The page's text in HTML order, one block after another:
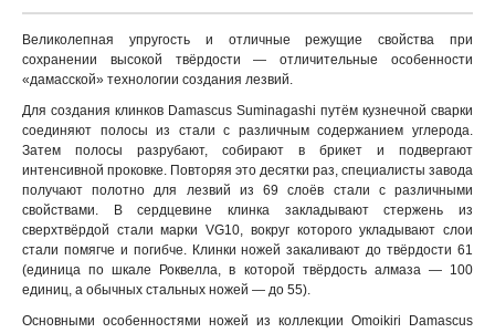
Великолепная упругость и отличные режущие свойства при
сохранении высокой твёрдости — отличительные особенности
«дамасской» технологии создания лезвий.
Для создания клинков Damascus Suminagashi путём кузнечной сварки
соединяют полосы из стали с различным содержанием углерода.
Затем полосы разрубают, собирают в брикет и подвергают
интенсивной проковке. Повторяя это десятки раз, специалисты завода
получают полотно для лезвий из 69 слоёв стали с различными
свойствами. В сердцевине клинка закладывают стержень из
сверхтвёрдой стали марки VG10, вокруг которого укладывают слои
стали помягче и погибче. Клинки ножей закаливают до твёрдости 61
(единица по шкале Роквелла, в которой твёрдость алмаза — 100
единиц, а обычных стальных ножей — до 55).
Основными особенностями ножей из коллекции Omoikiri Damascus